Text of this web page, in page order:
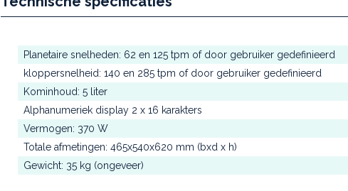
Planetaire snelheden: 62 en 125 tpm of door gebruiker gedefinieerd
kloppersnelheid: 140 en 285 tpm of door gebruiker gedefinieerd
Kominhoud: 5 liter
Alphanumeriek display 2 x 16 karakters
Vermogen: 370 W
Totale afmetingen: 465x540x620 mm (bxd x h)
Gewicht: 35 kg (ongeveer)